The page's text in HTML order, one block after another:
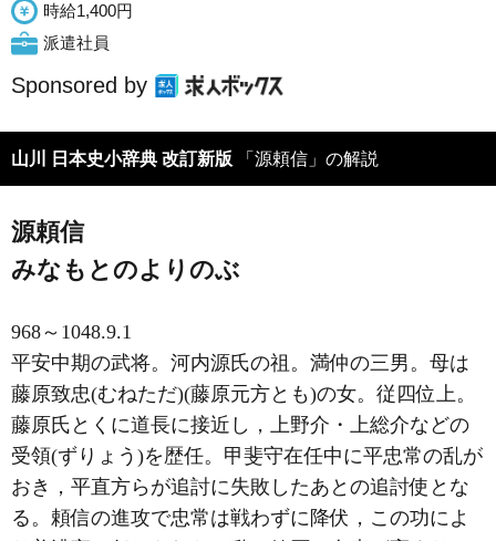
時給1,400円
派遣社員
Sponsored by
山川 日本史小辞典 改訂新版 「源頼信」の解説
源頼信
みなもとのよりのぶ
968～1048.9.1
平安中期の武将。河内源氏の祖。満仲の三男。母は
藤原致忠(むねただ)(藤原元方とも)の女。従四位上。
藤原氏とくに道長に接近し，上野介・上総介などの
受領(ずりょう)を歴任。甲斐守在任中に平忠常の乱が
おき，平直方らが追討に失敗したあとの追討使とな
る。頼信の進攻で忠常は戦わずに降伏，この功によ